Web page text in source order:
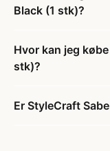
Black (1 stk)?
Hvor kan jeg
stk)?
Er StyleCraft